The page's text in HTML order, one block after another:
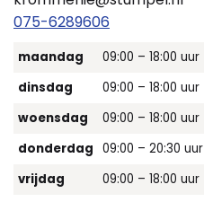
075-6289606
maandag
09:00 – 18:00 uur
dinsdag
09:00 – 18:00 uur
woensdag
09:00 – 18:00 uur
donderdag 09:00 – 20:30 uur
vrijdag
09:00 – 18:00 uur